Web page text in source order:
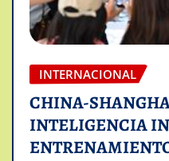
INTERNACIONAL
CHINA-
INTELIGENCIA